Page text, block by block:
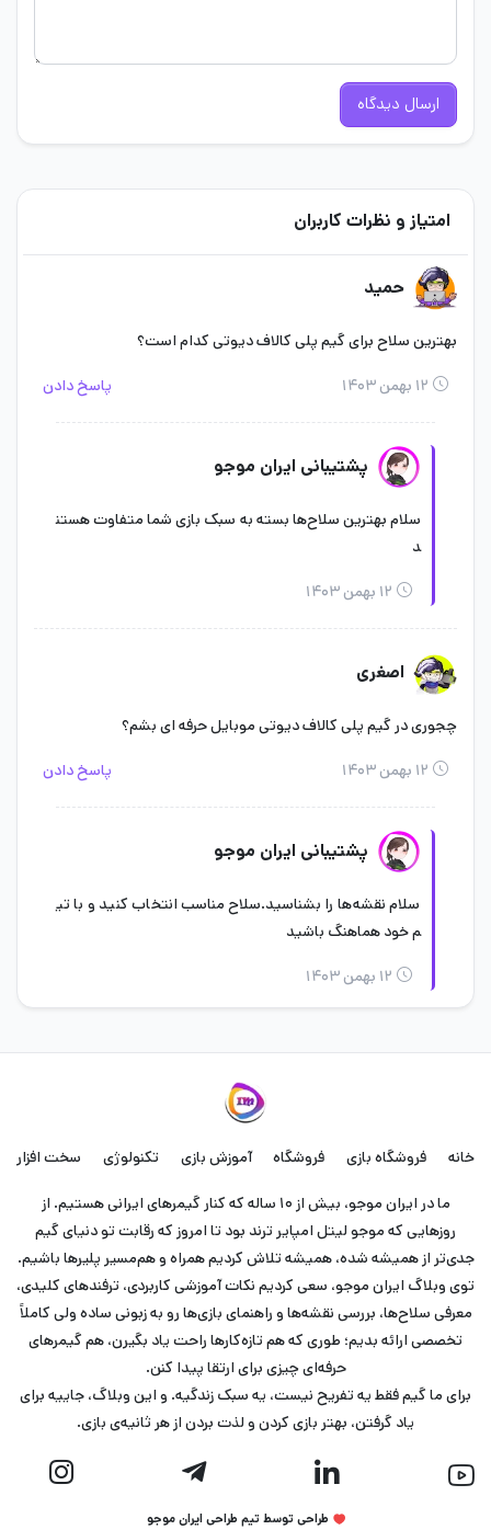
ارسال دیدگاه
امتیاز و نظرات کاربران
حمید
بهترین سلاح برای گیم پلی کالاف دیوتی کدام است؟
۱۲ بهمن ۱۴۰۳ پاسخ دادن
پشتیبانی ایران موجو
سلام بهترین سلاح‌ها بسته به سبک بازی شما متفاوت هستن
د
۱۲ بهمن ۱۴۰۳
اصغری
چجوری در گیم پلی کالاف دیوتی موبایل حرفه ای بشم؟
۱۲ بهمن ۱۴۰۳ پاسخ دادن
پشتیبانی ایران موجو
سلام نقشه‌ها را بشناسید.سلاح مناسب انتخاب کنید و با تی
م خود هماهنگ باشید
۱۲ بهمن ۱۴۰۳
خانه فروشگاه بازی فروشگاه آموزش بازی تکنولوژی سخت افزار
ما در ایران موجو، بیش از ۱۰ ساله که کنار گیمرهای ایرانی هستیم. از
روزهایی که موجو لیتل امپایر ترند بود تا امروز که رقابت تو دنیای گیم
جدی‌تر از همیشه شده، همیشه تلاش کردیم همراه و هم‌مسیر پلیرها باشیم.
توی وبلاگ ایران موجو، سعی کردیم نکات آموزشی کاربردی، ترفندهای کلیدی،
معرفی سلاح‌ها، بررسی نقشه‌ها و راهنمای بازی‌ها رو به زبونی ساده ولی کاملاً
تخصصی ارائه بدیم؛ طوری که هم تازه‌کارها راحت یاد بگیرن، هم گیمرهای
حرفه‌ای چیزی برای ارتقا پیدا کنن.
برای ما گیم فقط یه تفریح نیست، یه سبک زندگیه. و این وبلاگ، جاییه برای
یاد گرفتن، بهتر بازی کردن و لذت بردن از هر ثانیه‌ی بازی.
طراحی توسط تیم طراحی ایران موجو